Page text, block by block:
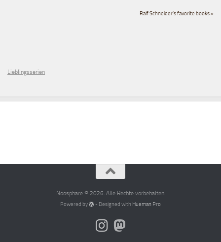
Ralf Schneider's favorite books »
Lieblingsserien
Noosphäre © 2026. Alle Rechte vorbehalten.
Powered by - Designed with Hueman Pro